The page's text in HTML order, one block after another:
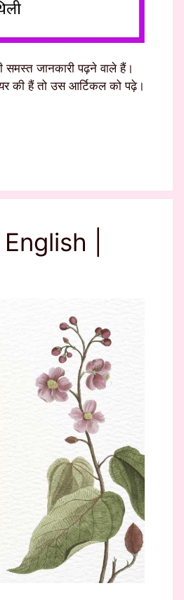
समस्त जानकारी पढ़ने वाले हैं।
की हैं तो उस आर्टिकल को पढ़े।
|